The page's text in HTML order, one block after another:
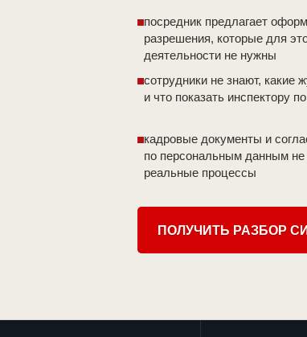
посредник предлагает
разрешения, которые для
деятельности не нужны
сотрудники не знают, какие
и что показать инспектору
кадровые документы и
по персональным данным
реальные процессы
ПОЛУЧИТЬ РАЗБОР